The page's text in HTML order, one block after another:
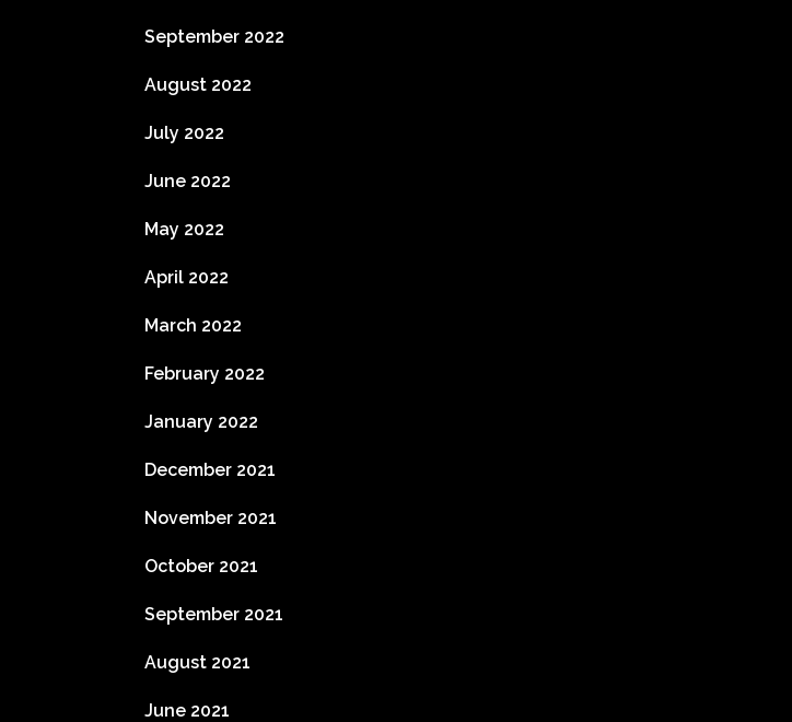
September 2022
August 2022
July 2022
June 2022
May 2022
April 2022
March 2022
February 2022
January 2022
December 2021
November 2021
October 2021
September 2021
August 2021
June 2021